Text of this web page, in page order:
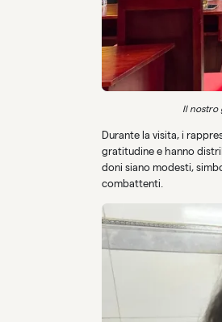
Il nostro
Durante la visita, i
gratitudine e hanno
doni siano modesti,
combattenti.